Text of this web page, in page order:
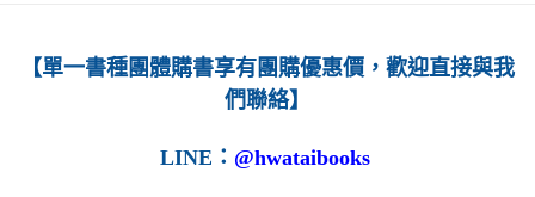
每筆NT$160
【單一書種團體購書享有團購優惠價，歡迎直接與我
們聯絡】
LINE ： @hwataibooks